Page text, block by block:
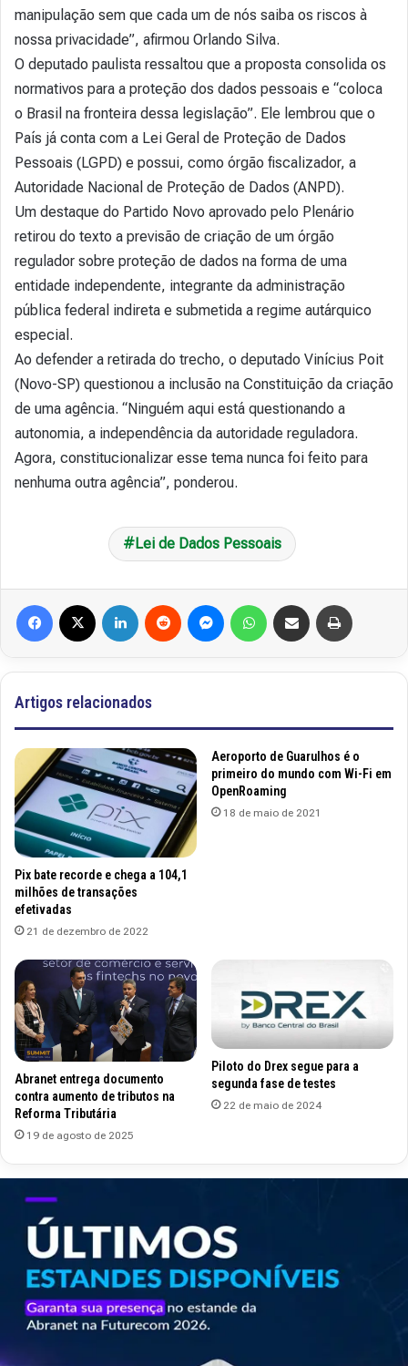
manipulação sem que cada um de nós saiba os riscos à
nossa privacidade”, afirmou Orlando Silva.
O deputado paulista ressaltou que a proposta consolida os
normativos para a proteção dos dados pessoais e “coloca
o Brasil na fronteira dessa legislação”. Ele lembrou que o
País já conta com a Lei Geral de Proteção de Dados
Pessoais (LGPD) e possui, como órgão fiscalizador, a
Autoridade Nacional de Proteção de Dados (ANPD).
Um destaque do Partido Novo aprovado pelo Plenário
retirou do texto a previsão de criação de um órgão
regulador sobre proteção de dados na forma de uma
entidade independente, integrante da administração
pública federal indireta e submetida a regime autárquico
especial.
Ao defender a retirada do trecho, o deputado Vinícius Poit
(Novo-SP) questionou a inclusão na Constituição da criação
de uma agência. “Ninguém aqui está questionando a
autonomia, a independência da autoridade reguladora.
Agora, constitucionalizar esse tema nunca foi feito para
nenhuma outra agência”, ponderou.
Lei de Dados Pessoais
Artigos relacionados
Pix bate recorde e chega a 104,1
milhões de transações
efetivadas
21 de dezembro de 2022
Aeroporto de Guarulhos é o
primeiro do mundo com Wi-Fi em
OpenRoaming
18 de maio de 2021
Abranet entrega documento
contra aumento de tributos na
Reforma Tributária
19 de agosto de 2025
Piloto do Drex segue para a
segunda fase de testes
22 de maio de 2024